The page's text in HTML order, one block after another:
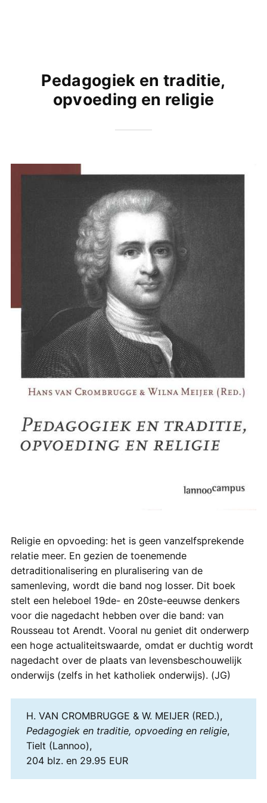
Pedagogiek en traditie,
opvoeding en religie
Religie en opvoeding: het is geen vanzelfsprekende
relatie meer. En gezien de toenemende
detraditionalisering en pluralisering van de
samenleving, wordt die band nog losser. Dit boek
stelt een heleboel 19de- en 20ste-eeuwse denkers
voor die nagedacht hebben over die band: van
Rousseau tot Arendt. Vooral nu geniet dit onderwerp
een hoge actualiteitswaarde, omdat er duchtig wordt
nagedacht over de plaats van levensbeschouwelijk
onderwijs (zelfs in het katholiek onderwijs). (JG)
H. VAN CROMBRUGGE & W. MEIJER (RED.),
Pedagogiek en traditie, opvoeding en religie,
Tielt (Lannoo),
204 blz. en 29.95 EUR